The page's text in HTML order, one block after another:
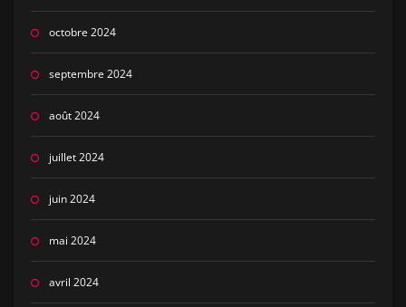
octobre 2024
septembre 2024
août 2024
juillet 2024
juin 2024
mai 2024
avril 2024